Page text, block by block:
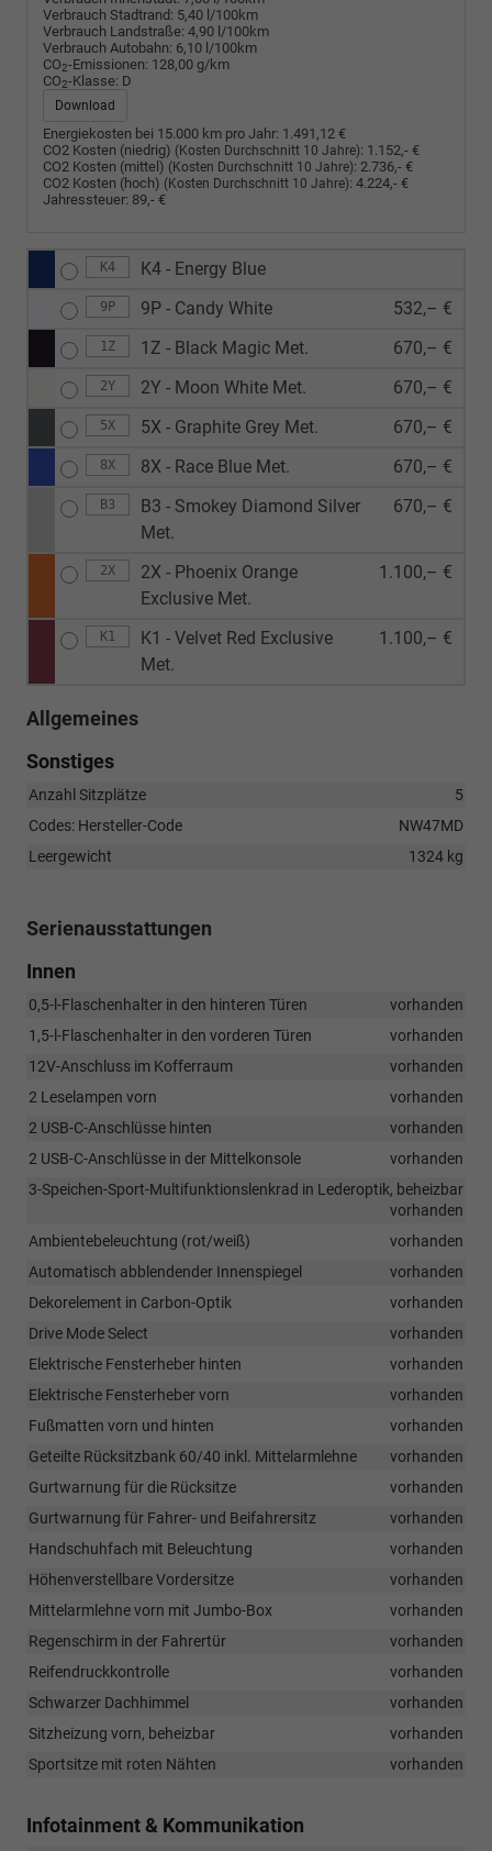
Verbrauch Stadtrand: 5,40 l/100km
Verbrauch Landstraße: 4,90 l/100km
Verbrauch Autobahn: 6,10 l/100km
CO2-Emissionen: 128,00 g/km
CO2-Klasse: D
Download
Energiekosten bei 15.000 km pro Jahr: 1.491,12 €
CO2 Kosten (niedrig) (Kosten Durchschnitt 10 Jahre): 1.152,- €
CO2 Kosten (mittel) (Kosten Durchschnitt 10 Jahre): 2.736,- €
CO2 Kosten (hoch) (Kosten Durchschnitt 10 Jahre): 4.224,- €
Jahressteuer: 89,- €
K4 K4 - Energy Blue
9P 9P - Candy White 532,– €
1Z 1Z - Black Magic Met. 670,– €
2Y 2Y - Moon White Met. 670,– €
5X 5X - Graphite Grey Met. 670,– €
8X 8X - Race Blue Met. 670,– €
B3
B3 - Smokey Diamond Silver
Met.
670,– €
2X
2X - Phoenix Orange
Exclusive Met.
1.100,– €
K1
K1 - Velvet Red Exclusive
Met.
1.100,– €
Allgemeines
Sonstiges
Anzahl Sitzplätze
5
Codes: Hersteller-Code
NW47MD
Leergewicht
1324 kg
Serienausstattungen
Innen
0,5-l-Flaschenhalter in den hinteren Türen
vorhanden
1,5-l-Flaschenhalter in den vorderen Türen
vorhanden
12V-Anschluss im Kofferraum
vorhanden
2 Leselampen vorn
vorhanden
2 USB-C-Anschlüsse hinten
vorhanden
2 USB-C-Anschlüsse in der Mittelkonsole
vorhanden
3-Speichen-Sport-Multifunktionslenkrad in Lederoptik, beheizbar
vorhanden
Ambientebeleuchtung (rot/weiß)
vorhanden
Automatisch abblendender Innenspiegel
vorhanden
Dekorelement in Carbon-Optik
vorhanden
Drive Mode Select
vorhanden
Elektrische Fensterheber hinten
vorhanden
Elektrische Fensterheber vorn
vorhanden
Fußmatten vorn und hinten
vorhanden
Geteilte Rücksitzbank 60/40 inkl. Mittelarmlehne
vorhanden
Gurtwarnung für die Rücksitze
vorhanden
Gurtwarnung für Fahrer- und Beifahrersitz
vorhanden
Handschuhfach mit Beleuchtung
vorhanden
Höhenverstellbare Vordersitze
vorhanden
Mittelarmlehne vorn mit Jumbo-Box
vorhanden
Regenschirm in der Fahrertür
vorhanden
Reifendruckkontrolle
vorhanden
Schwarzer Dachhimmel
vorhanden
Sitzheizung vorn, beheizbar
vorhanden
Sportsitze mit roten Nähten
vorhanden
Infotainment & Kommunikation